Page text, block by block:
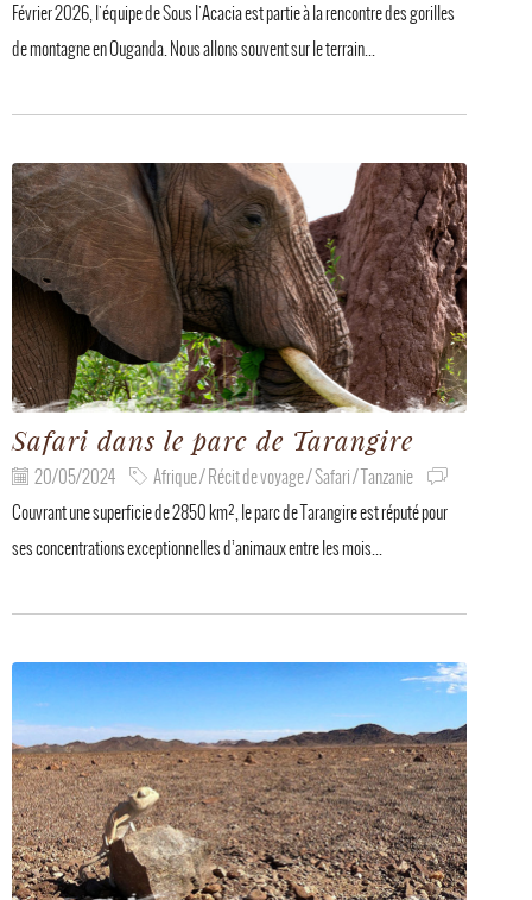
Février 2026, l'équipe de Sous l'Acacia est partie à la rencontre des gorilles
de montagne en Ouganda. Nous allons souvent sur le terrain...
Safari dans le parc de Tarangire
20/05/2024
Afrique / Récit de voyage / Safari / Tanzanie
Couvrant une superficie de 2850 km², le parc de Tarangire est réputé pour
ses concentrations exceptionnelles d’animaux entre les mois...